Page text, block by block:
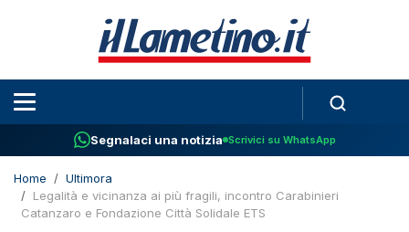
Segnalaci una notizia Scrivici su WhatsApp
Home
Ultimora
Legalità e vicinanza ai più fragili, incontro Carabinieri
Catanzaro e Fondazione Città Solidale ETS